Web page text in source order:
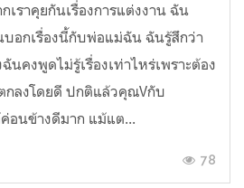
เราคุยกันเรื่องการแต่งงาน ฉัน
อกเรื่องนี้กับพ่อแม่ฉัน ฉันรู้สึกว่า
คงพูดไม่รู้เรื่องเท่าไหร่เพราะต้อง
ลงโดยดี ปกติแล้วคุณVกับ
อนข้างดีมาก แม้แต...
78